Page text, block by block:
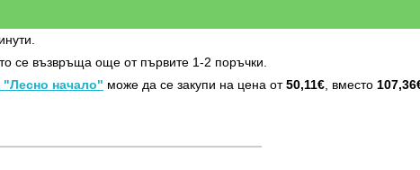
сe възвръщa още от първите 1-2 поръчки.
"Лесно начало" може да се закупи на цена от50,11€ , вместо